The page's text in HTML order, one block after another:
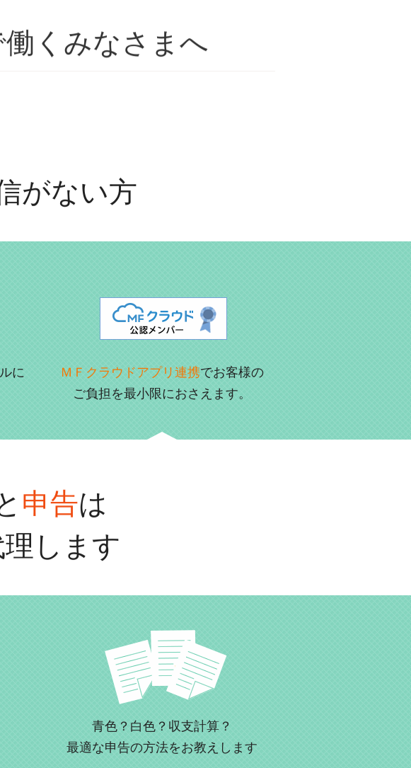
くみなさまへ
がない方
に
ＭＦクラウドアプリ連携でお客様の
ご負担を最小限におさえます。
申告は
します
青色？白色？収支計算？
最適な申告の方法をお教えします